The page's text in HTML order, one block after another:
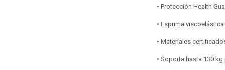
• Protección Health
• Espuma
• Materiales
• Soporta hasta 130 kg